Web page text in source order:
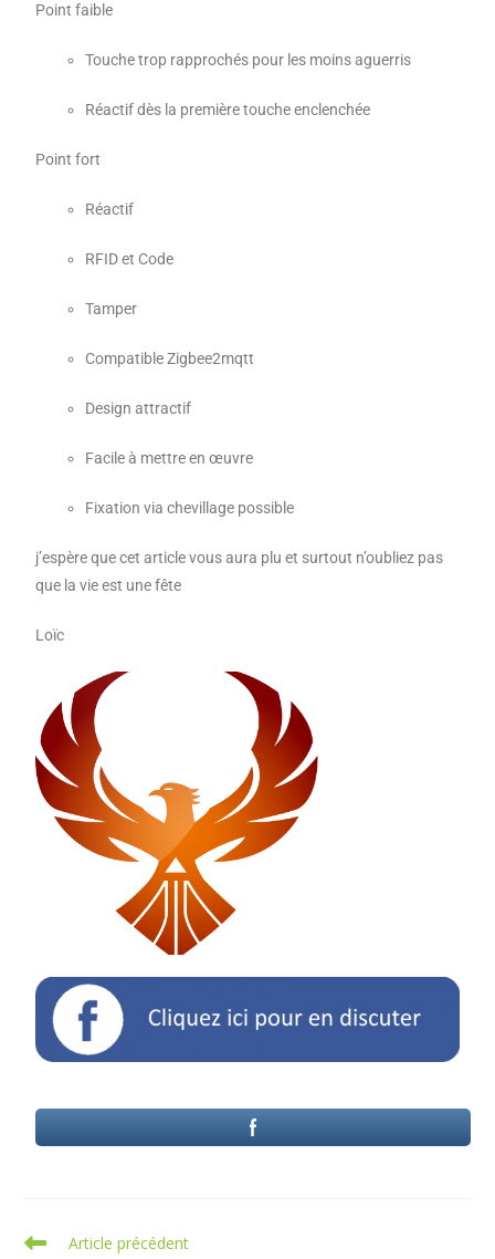
Point faible
Touche trop rapprochés pour les moins aguerris
Réactif dès la première touche enclenchée
Point fort
Réactif
RFID et Code
Tamper
Compatible Zigbee2mqtt
Design attractif
Facile à mettre en œuvre
Fixation via chevillage possible
j’espère que cet article vous aura plu et surtout n’oubliez pas
que la vie est une fête
Loïc
Article précédent